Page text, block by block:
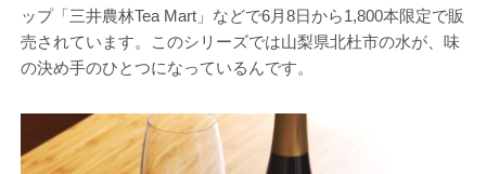
ップ「三井農林Tea Mart」などで6月8日から1,800本限定で販
売されています。このシリーズでは山梨県北杜市の水が、味
の決め手のひとつになっているんです。